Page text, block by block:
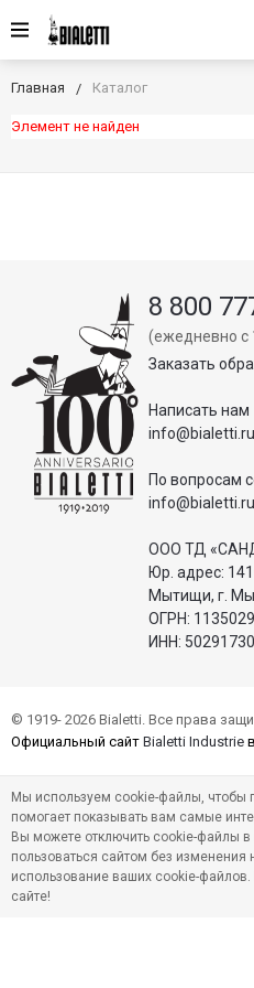
Главная Каталог
Элемент не найден
8 800
(ежедневно с
Заказать
Написать нам
info@bialetti.ru
По вопросам
info@bialetti.ru
ООО ТД
Юр. адрес:
Мытищи, г.
ОГРН:
ИНН:
© 1919- 2026 Bialetti. Все права
Официальный сайт Bialetti Industrie
Мы используем cookie-файлы, чтобы
помогает показывать вам самые
Вы можете отключить cookie-файлы в
пользоваться сайтом без изменения
использование ваших cookie-
сайте!